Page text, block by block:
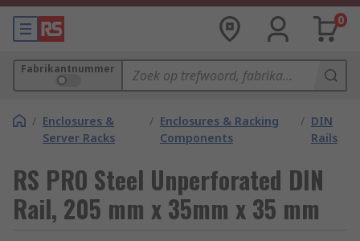
0
Fabrikantnummer
/ Enclosures &
Server Racks
/ Enclosures & Racking
Components
/ DIN
Rails
RS PRO Steel Unperforated DIN
Rail, 205 mm x 35mm x 35 mm